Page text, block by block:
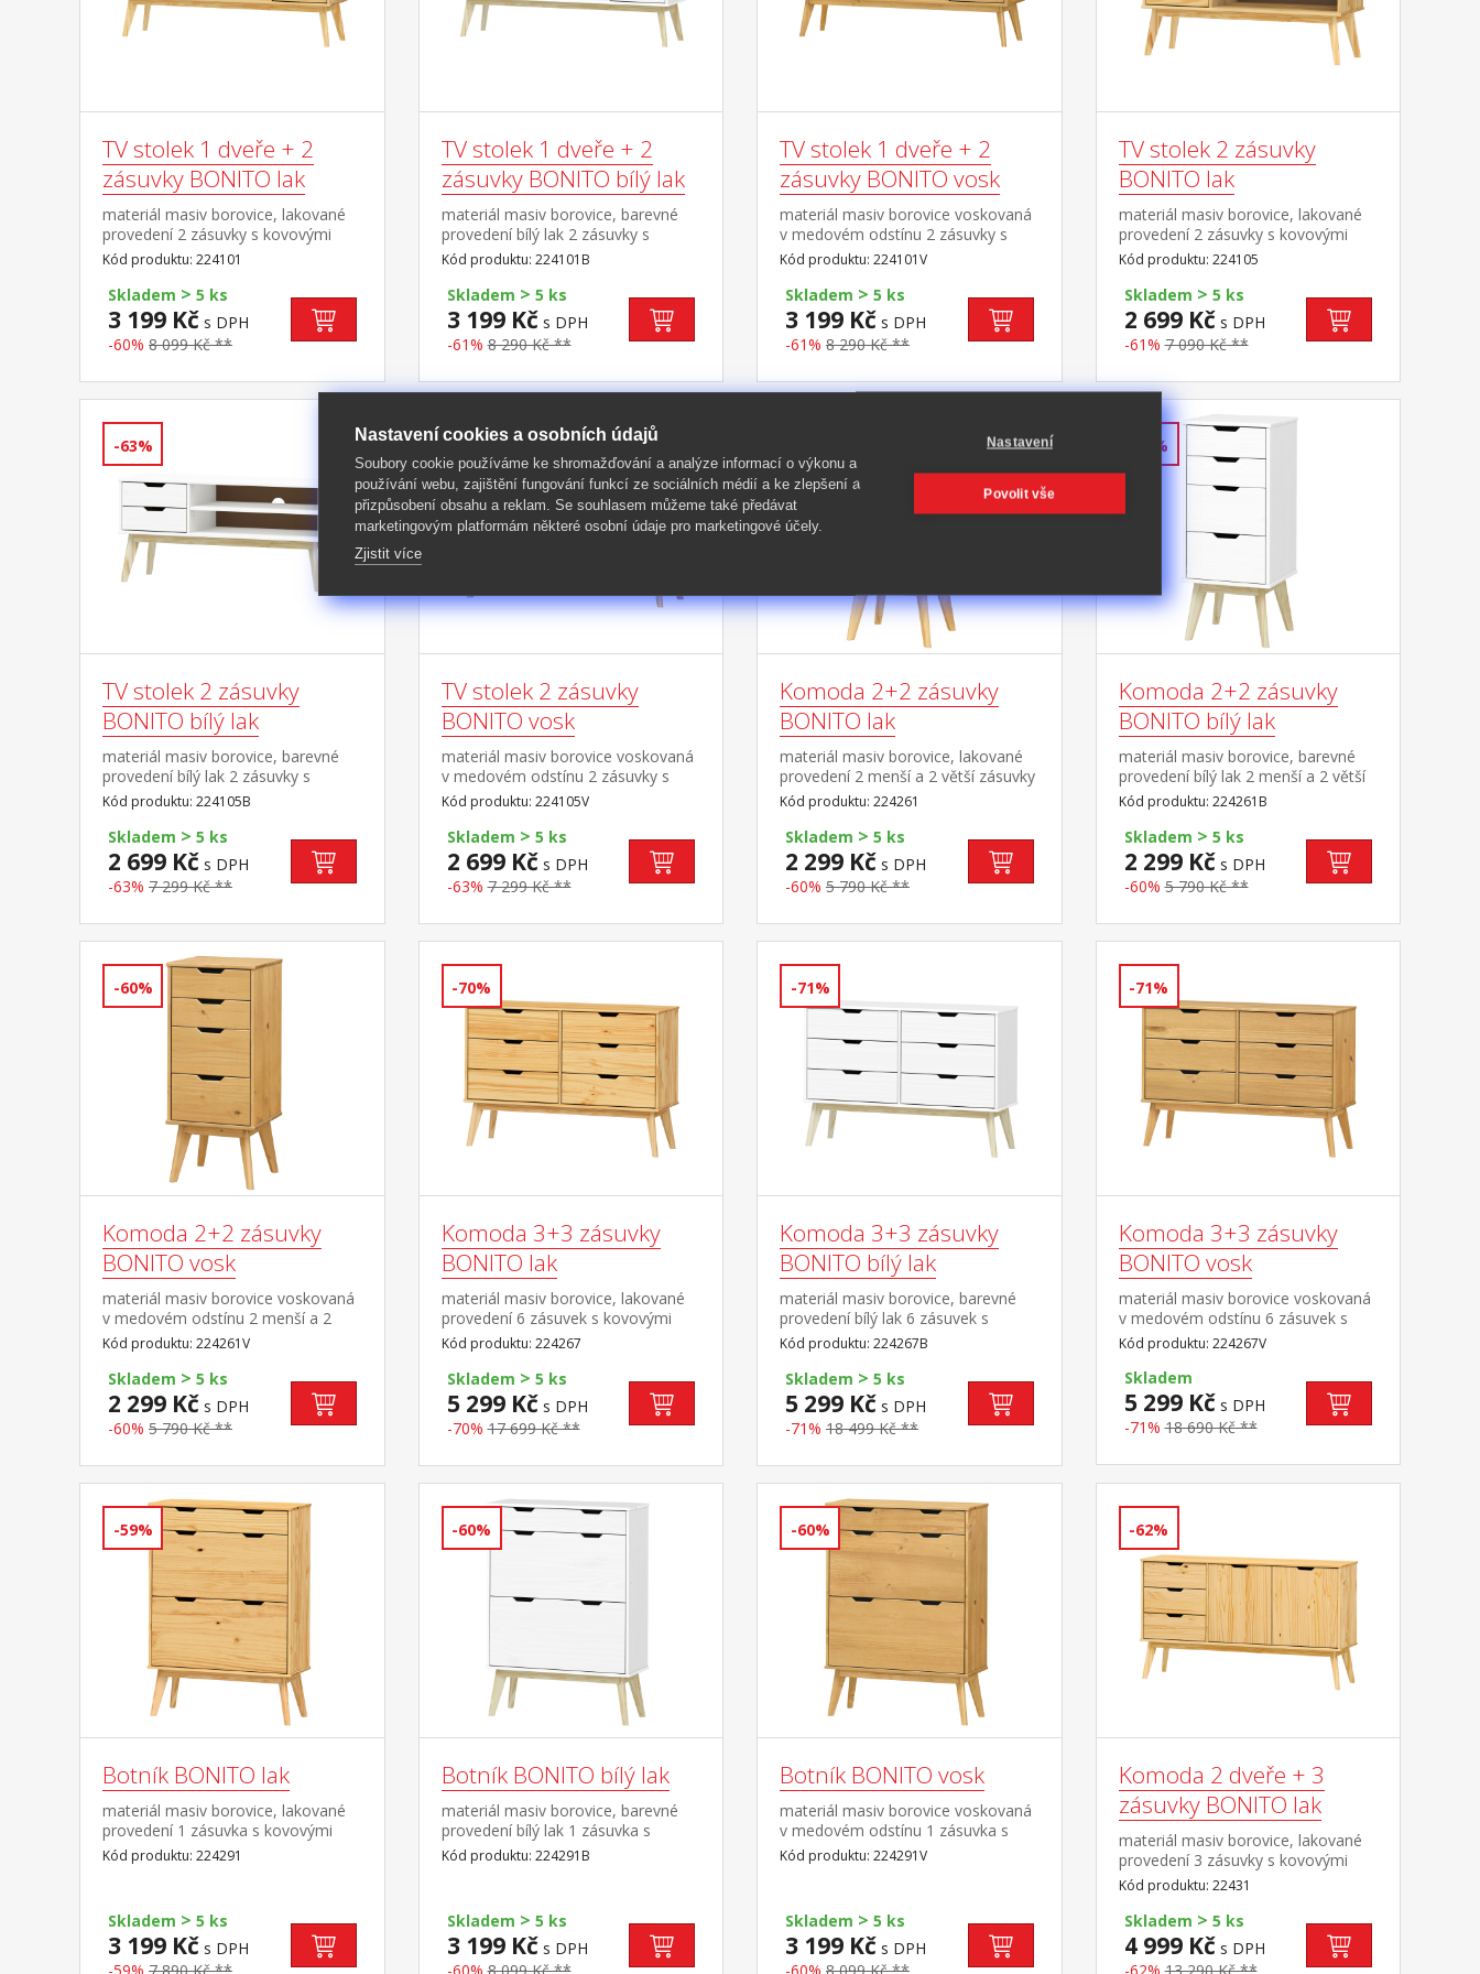
TV stolek 1 dveře + 2
zásuvky BONITO lak
materiál masiv borovice, lakované
provedení 2 zásuvky s kovovými
pojezdy, 1 dvířka, 1 police otvor na
protažení kabelů
Kód produktu: 224101
Skladem > 5 ks
3 199 Kč s DPH
-60% 8 099 Kč **
TV stolek 1 dveře + 2
zásuvky BONITO bílý lak
materiál masiv borovice, barevné
provedení bílý lak 2 zásuvky s
kovovými pojezdy, 1 dvířka, 1
police otvor na protažení kabelů
Kód produktu: 224101B
Skladem > 5 ks
3 199 Kč s DPH
-61% 8 290 Kč **
TV stolek 1 dveře + 2
zásuvky BONITO vosk
materiál masiv borovice voskovaná
v medovém odstínu 2 zásuvky s
kovovými pojezdy, 1 dvířka, 1
police otvor na protažení kabelů
Kód produktu: 224101V
Skladem > 5 ks
3 199 Kč s DPH
-61% 8 290 Kč **
TV stolek 2 zásuvky
BONITO lak
materiál masiv borovice, lakované
provedení 2 zásuvky s kovovými
pojezdy, 1 police otvor na protažení
kabelů
Kód produktu: 224105
Skladem > 5 ks
2 699 Kč s DPH
-61% 7 090 Kč **
-63%
TV stolek 2 zásuvky
BONITO bílý lak
materiál masiv borovice, barevné
provedení bílý lak 2 zásuvky s
kovovými pojezdy, 1 police otvor na
protažení kabelů
Kód produktu: 224105B
Skladem > 5 ks
2 699 Kč s DPH
-63% 7 299 Kč **
-63%
TV stolek 2 zásuvky
BONITO vosk
materiál masiv borovice voskovaná
v medovém odstínu 2 zásuvky s
kovovými pojezdy, 1 police otvor na
protažení kabelů
Kód produktu: 224105V
Skladem > 5 ks
2 699 Kč s DPH
-63% 7 299 Kč **
Komoda 2+2 zásuvky
BONITO lak
materiál masiv borovice, lakované
provedení 2 menší a 2 větší zásuvky
s kovovými pojezdy
Kód produktu: 224261
Skladem > 5 ks
2 299 Kč s DPH
-60% 5 790 Kč **
-60%
Komoda 2+2 zásuvky
BONITO bílý lak
materiál masiv borovice, barevné
provedení bílý lak 2 menší a 2 větší
zásuvky s kovovými pojezdy
Kód produktu: 224261B
Skladem > 5 ks
2 299 Kč s DPH
-60% 5 790 Kč **
-60%
Komoda 2+2 zásuvky
BONITO vosk
materiál masiv borovice voskovaná
v medovém odstínu 2 menší a 2
větší zásuvky s kovovými pojezdy
Kód produktu: 224261V
Skladem > 5 ks
2 299 Kč s DPH
-60% 5 790 Kč **
-70%
Komoda 3+3 zásuvky
BONITO lak
materiál masiv borovice, lakované
provedení 6 zásuvek s kovovými
pojezdy
Kód produktu: 224267
Skladem > 5 ks
5 299 Kč s DPH
-70% 17 699 Kč **
-71%
Komoda 3+3 zásuvky
BONITO bílý lak
materiál masiv borovice, barevné
provedení bílý lak 6 zásuvek s
kovovými pojezdy
Kód produktu: 224267B
Skladem > 5 ks
5 299 Kč s DPH
-71% 18 499 Kč **
-71%
Komoda 3+3 zásuvky
BONITO vosk
materiál masiv borovice voskovaná
v medovém odstínu 6 zásuvek s
kovovými pojezdy
Kód produktu: 224267V
Skladem
5 299 Kč s DPH
-71% 18 690 Kč **
-59%
Botník BONITO lak
materiál masiv borovice, lakované
provedení 1 zásuvka s kovovými
pojezdy, 2 dvouřadé výklopy
Kód produktu: 224291
Skladem > 5 ks
3 199 Kč s DPH
-60%
Botník BONITO bílý lak
materiál masiv borovice, barevné
provedení bílý lak 1 zásuvka s
kovovými pojezdy, 2 dvouřadé
výklopy
Kód produktu: 224291B
Skladem > 5 ks
3 199 Kč s DPH
-60%
Botník BONITO vosk
materiál masiv borovice voskovaná
v medovém odstínu 1 zásuvka s
kovovými pojezdy, 2 dvouřadé
výklopy
Kód produktu: 224291V
Skladem > 5 ks
3 199 Kč s DPH
-62%
Komoda 2 dveře + 3
zásuvky BONITO lak
materiál masiv borovice, lakované
provedení 3 zásuvky s kovovými
pojezdy, 2 dvířka, 1 police
Kód produktu: 22431
Skladem > 5 ks
4 999 Kč s DPH
Nastavení cookies a osobních údajů
Soubory cookie používáme ke shromažďování a analýze informací o výkonu a
používání webu, zajištění fungování funkcí ze sociálních médií a ke zlepšení a
přizpůsobení obsahu a reklam. Se souhlasem můžeme také předávat
marketingovým platformám některé osobní údaje pro marketingové účely.
Zjistit více
Nastavení
Povolit vše